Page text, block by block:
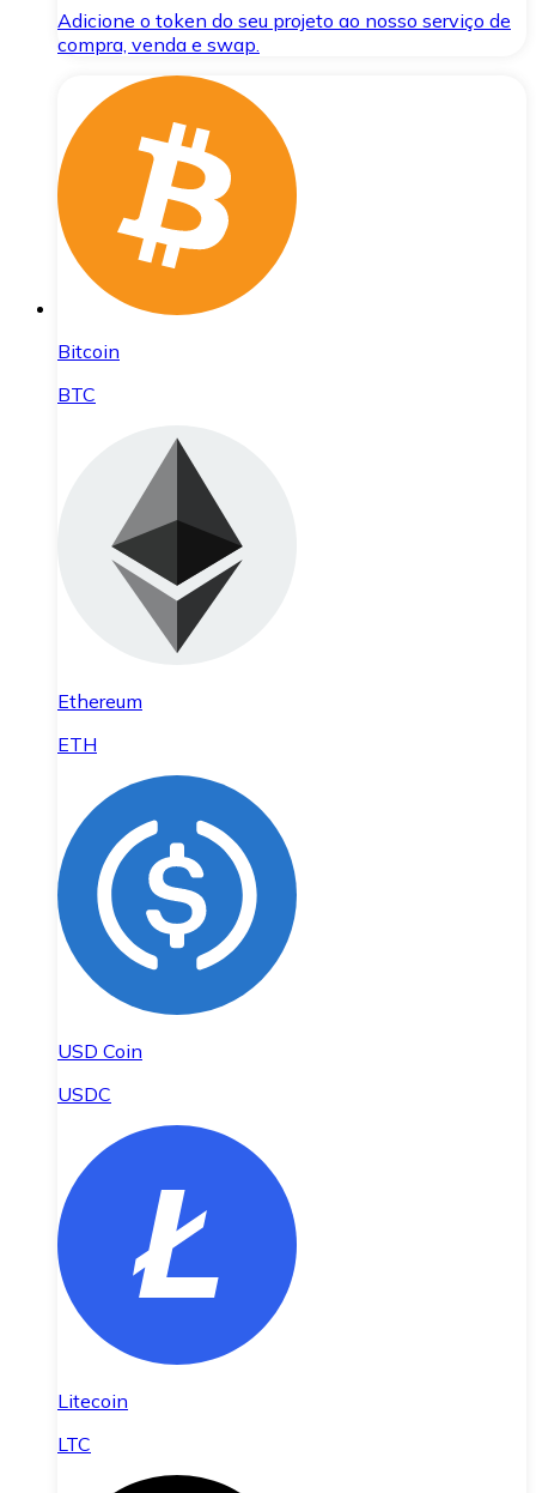
Adicione o token do seu projeto ao nosso serviço de
compra, venda e swap.
Bitcoin
BTC
Ethereum
ETH
USD Coin
USDC
Litecoin
LTC